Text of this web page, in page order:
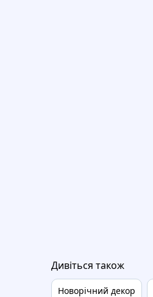
Дивіться також
Новорічний декор